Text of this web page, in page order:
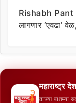
Rishabh Pant |
लागणार ‘एवढा’
महाराष्ट्र
ताज्या